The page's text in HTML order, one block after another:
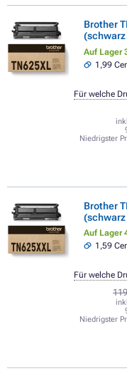
Brother
(schwarz
Auf Lager
1,99
Niedrigster
Für welche
Brother
(schwarz
Auf Lager
1,59
Niedrigster
Für welche